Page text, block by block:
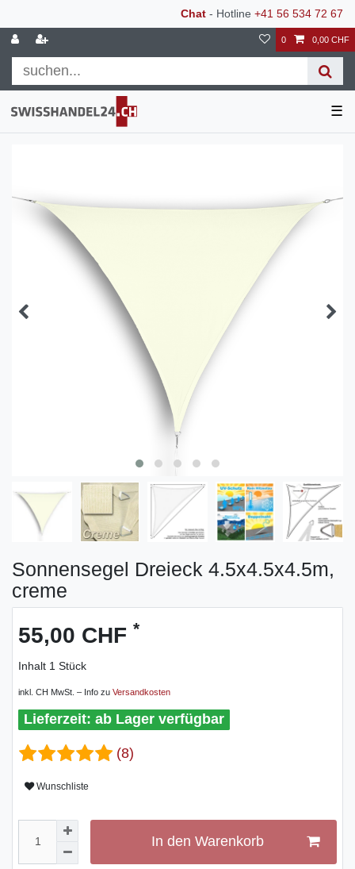
Chat - Hotline +41 56 534 72 67
0 0,00 CHF
☰
Sonnensegel Dreieck 4.5x4.5x4.5m,
creme
55,00 CHF *
Inhalt 1 Stück
inkl. CH MwSt. – Info zu Versandkosten
ab Lager verfügbar
(8)
Wunschliste
In den Warenkorb